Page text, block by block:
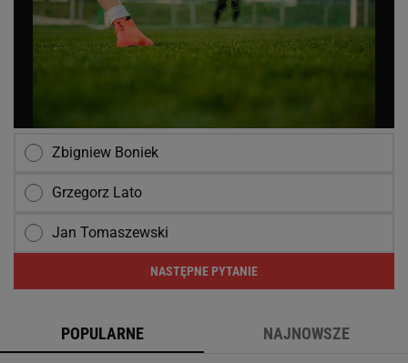
Zbigniew Boniek
Grzegorz Lato
Jan Tomaszewski
NASTĘPNE PYTANIE
POPULARNE NAJNOWSZE